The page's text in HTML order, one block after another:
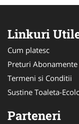
Linkuri
Cum platesc
Preturi Abonamente
Termeni si Conditii
Sustine Toaleta-
Parteneri